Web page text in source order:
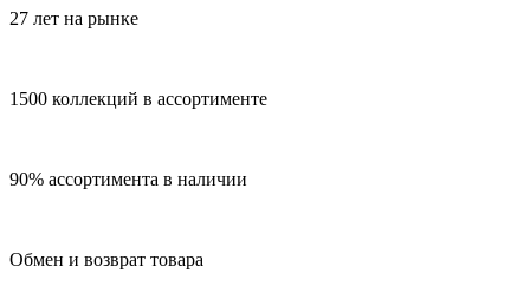
27 лет на рынке
1500 коллекций в ассортименте
90% ассортимента в наличии
Обмен и возврат товара